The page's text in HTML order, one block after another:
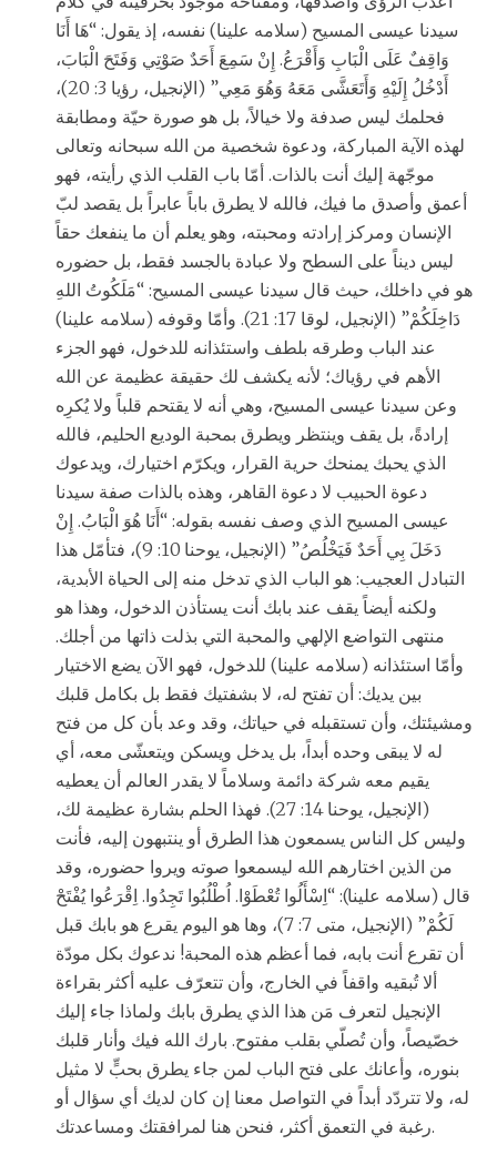
سيدنا عيسى المسيح (سلامه علينا) نفسه، إذ يقول: “هَا أَنَا
وَاقِفٌ عَلَى الْبَابِ وَأَقْرَعُ. إِنْ سَمِعَ أَحَدٌ صَوْتِي وَفَتَحَ الْبَابَ،
أَدْخُلُ إِلَيْهِ وَأَتَعَشَّى مَعَهُ وَهُوَ مَعِي” (الإنجيل، رؤيا 3: 20)،
فحلمك ليس صدفة ولا خيالاً، بل هو صورة حيّة ومطابقة
لهذه الآية المباركة، ودعوة شخصية من الله سبحانه وتعالى
موجّهة إليك أنت بالذات. أمّا باب القلب الذي رأيته، فهو
أعمق وأصدق ما فيك، فالله لا يطرق باباً عابراً بل يقصد لبّ
الإنسان ومركز إرادته ومحبته، وهو يعلم أن ما ينفعك حقاً
ليس ديناً على السطح ولا عبادة بالجسد فقط، بل حضوره
هو في داخلك، حيث قال سيدنا عيسى المسيح: “مَلَكُوتُ اللهِ
دَاخِلَكُمْ” (الإنجيل، لوقا 17: 21). وأمّا وقوفه (سلامه علينا)
عند الباب وطرقه بلطف واستئذانه للدخول، فهو الجزء
الأهم في رؤياك؛ لأنه يكشف لك حقيقة عظيمة عن الله
وعن سيدنا عيسى المسيح، وهي أنه لا يقتحم قلباً ولا يُكرِه
إرادةً، بل يقف وينتظر ويطرق بمحبة الوديع الحليم، فالله
الذي يحبك يمنحك حرية القرار، ويكرّم اختيارك، ويدعوك
دعوة الحبيب لا دعوة القاهر، وهذه بالذات صفة سيدنا
عيسى المسيح الذي وصف نفسه بقوله: “أَنَا هُوَ الْبَابُ. إِنْ
دَخَلَ بِي أَحَدٌ فَيَخْلُصُ” (الإنجيل، يوحنا 10: 9)، فتأمّل هذا
التبادل العجيب: هو الباب الذي تدخل منه إلى الحياة الأبدية،
ولكنه أيضاً يقف عند بابك أنت يستأذن الدخول، وهذا هو
منتهى التواضع الإلهي والمحبة التي بذلت ذاتها من أجلك.
وأمّا استئذانه (سلامه علينا) للدخول، فهو الآن يضع الاختيار
بين يديك: أن تفتح له، لا بشفتيك فقط بل بكامل قلبك
ومشيئتك، وأن تستقبله في حياتك، وقد وعد بأن كل من فتح
له لا يبقى وحده أبداً، بل يدخل ويسكن ويتعشّى معه، أي
يقيم معه شركة دائمة وسلاماً لا يقدر العالم أن يعطيه
(الإنجيل، يوحنا 14: 27). فهذا الحلم بشارة عظيمة لك،
وليس كل الناس يسمعون هذا الطرق أو ينتبهون إليه، فأنت
من الذين اختارهم الله ليسمعوا صوته ويروا حضوره، وقد
قال (سلامه علينا): “اِسْأَلُوا تُعْطَوْا. اُطْلُبُوا تَجِدُوا. اِقْرَعُوا يُفْتَحْ
لَكُمْ” (الإنجيل، متى 7: 7)، وها هو اليوم يقرع هو بابك قبل
أن تقرع أنت بابه، فما أعظم هذه المحبة! ندعوك بكل مودّة
ألا تُبقيه واقفاً في الخارج، وأن تتعرّف عليه أكثر بقراءة
الإنجيل لتعرف مَن هذا الذي يطرق بابك ولماذا جاء إليك
خصّيصاً، وأن تُصلّي بقلب مفتوح. بارك الله فيك وأنار قلبك
بنوره، وأعانك على فتح الباب لمن جاء يطرق بحبٍّ لا مثيل
له، ولا تتردّد أبداً في التواصل معنا إن كان لديك أي سؤال أو
رغبة في التعمق أكثر، فنحن هنا لمرافقتك ومساعدتك.